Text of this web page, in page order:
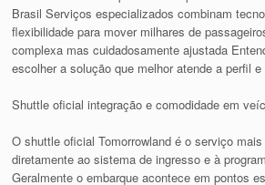
Brasil Serviços especializados combinam
flexibilidade para mover milhares de
complexa mas cuidadosamente ajustada
escolher a solução que melhor atende a perfil
Shuttle oficial integração e comodidade em
O shuttle oficial Tomorrowland é o serviço
diretamente ao sistema de ingresso e à
Geralmente o embarque acontece em pontos